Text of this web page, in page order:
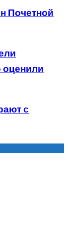
Почетной
оценили
с